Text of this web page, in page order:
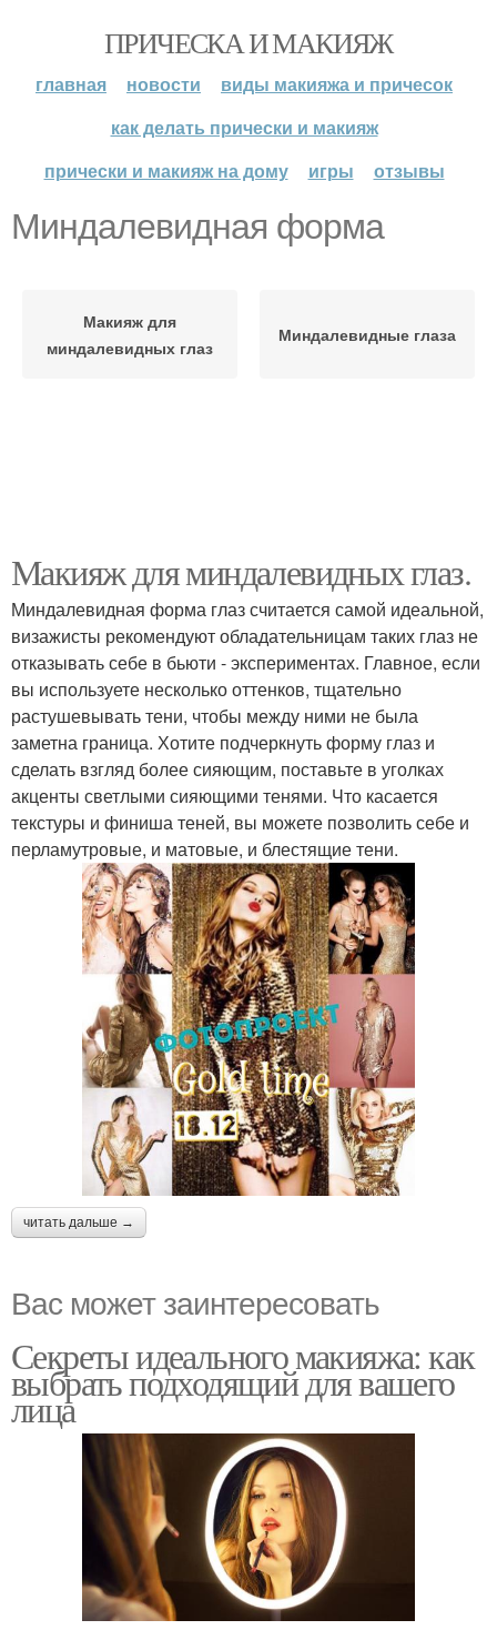
ПРИЧЕСКА И МАКИЯЖ
главная новости
виды макияжа и причесок
как делать прически и макияж
прически и макияж на дому
игры отзывы
Миндалевидная форма
Макияж для
миндалевидных глаз
Миндалевидные глаза
Макияж для миндалевидных глаз.
Миндалевидная форма глаз считается самой идеальной,
визажисты рекомендуют обладательницам таких глаз не
отказывать себе в бьюти - экспериментах. Главное, если
вы используете несколько оттенков, тщательно
растушевывать тени, чтобы между ними не была
заметна граница. Хотите подчеркнуть форму глаз и
сделать взгляд более сияющим, поставьте в уголках
акценты светлыми сияющими тенями. Что касается
текстуры и финиша теней, вы можете позволить себе и
перламутровые, и матовые, и блестящие тени.
читать дальше →
Вас может заинтересовать
Секреты идеального макияжа: как
выбрать подходящий для вашего
лица